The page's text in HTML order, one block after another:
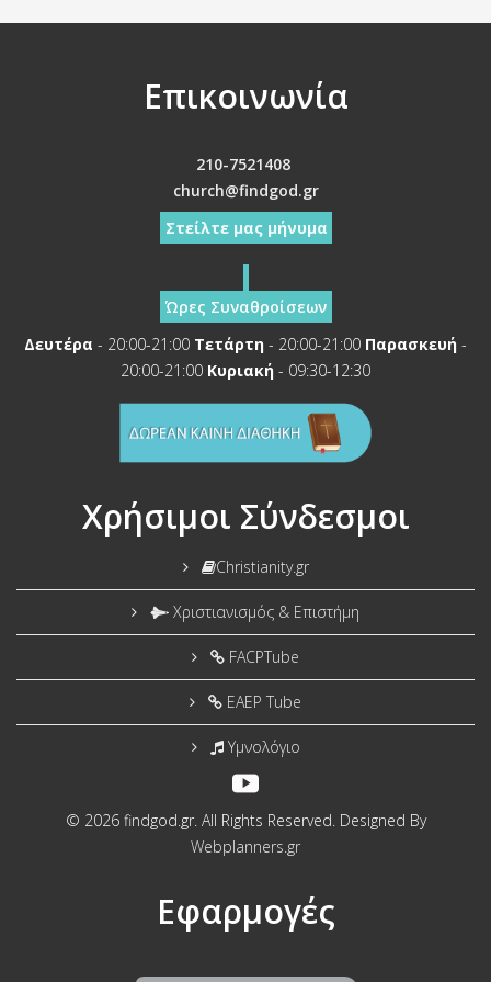
Επικοινωνία
210-7521408
church@findgod.gr
Στείλτε μας μήνυμα
Ώρες Συναθροίσεων
Δευτέρα - 20:00-21:00 Τετάρτη - 20:00-21:00 Παρασκευή -
20:00-21:00 Κυριακή - 09:30-12:30
Χρήσιμοι Σύνδεσμοι
Christianity.gr
Χριστιανισμός & Επιστήμη
FACPTube
EAEP Tube
Υμνολόγιο
© 2026 findgod.gr. All Rights Reserved. Designed By
Webplanners.gr
Εφαρμογές